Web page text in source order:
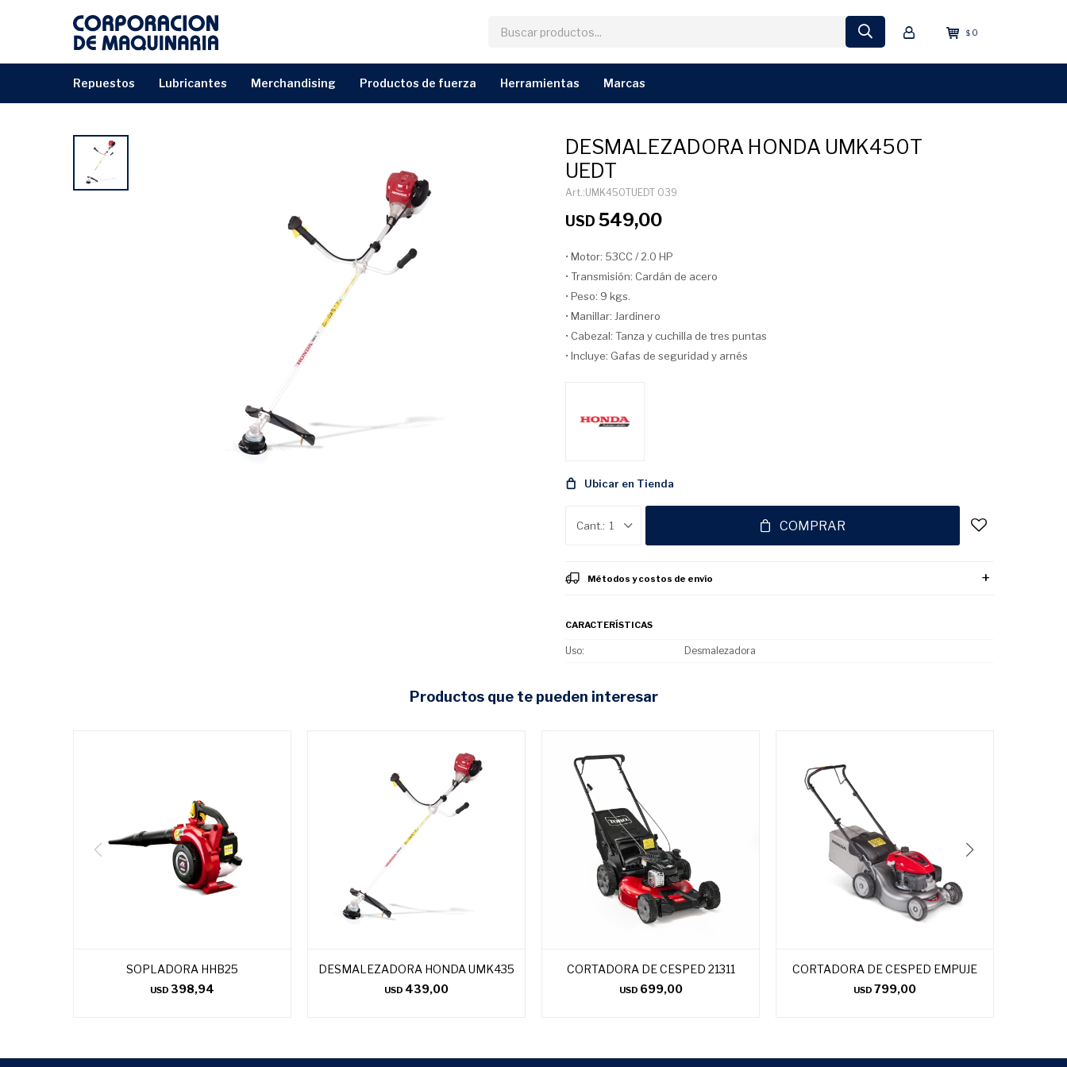
repuestos lubricantes merchandising productos de fuerza herramientas marcas
$ 0
DESMALEZADORA HONDA UMK450T
UEDT
UMK450TUEDT 039
USD 549,00
• Motor: 53CC / 2.0 HP
• Transmisión: Cardán de acero
• Peso: 9 kgs.
• Manillar: Jardinero
• Cabezal: Tanza y cuchilla de tres puntas
• Incluye: Gafas de seguridad y arnés
Ubicar en Tienda
1 COMPRAR
Métodos y costos de envío
CARACTERÍSTICAS
Uso Desmalezadora
productos que te pueden interesar
SOPLADORA HHB25
USD 398,94
DESMALEZADORA HONDA UMK435
USD 439,00
CORTADORA DE CESPED 21311
USD 699,00
CORTADORA DE CESPED EMPUJE
USD 799,00